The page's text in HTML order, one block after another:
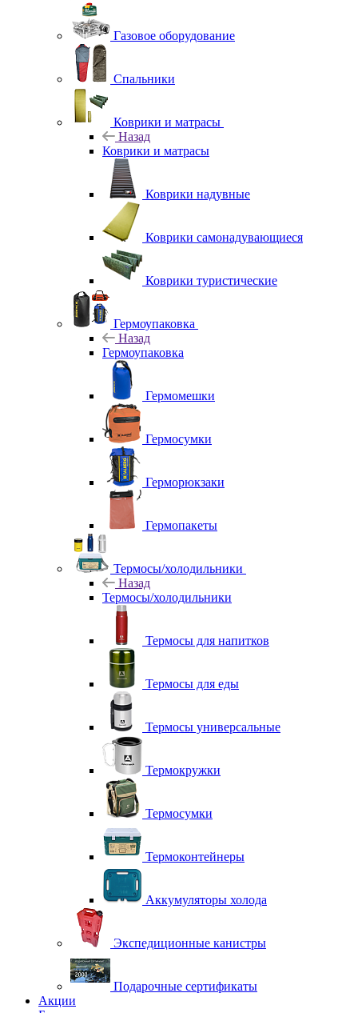
Газовое оборудование
Спальники
Коврики и матрасы
Назад
Коврики и матрасы
Коврики надувные
Коврики самонадувающиеся
Коврики туристические
Гермоупаковка
Назад
Гермоупаковка
Гермомешки
Гермосумки
Герморюкзаки
Гермопакеты
Термосы/холодильники
Назад
Термосы/холодильники
Термосы для напитков
Термосы для еды
Термосы универсальные
Термокружки
Термосумки
Термоконтейнеры
Аккумуляторы холода
Экспедиционные канистры
Подарочные сертификаты
Акции